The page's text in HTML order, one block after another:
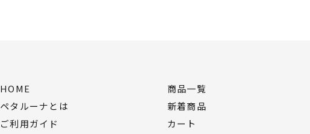
HOME
ペタルーナとは
ご利用ガイド
商品一覧
新着商品
カート